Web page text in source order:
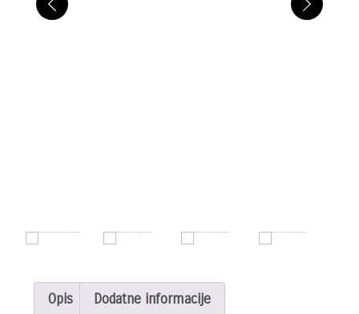
Opis Dodatne informacije